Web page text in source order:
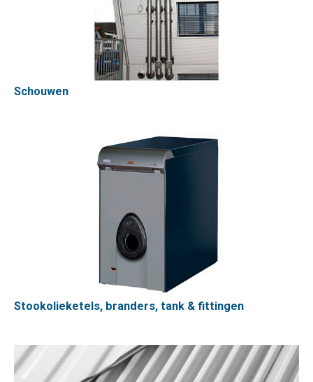
Schouwen
Stookolieketels, branders, tank & fittingen